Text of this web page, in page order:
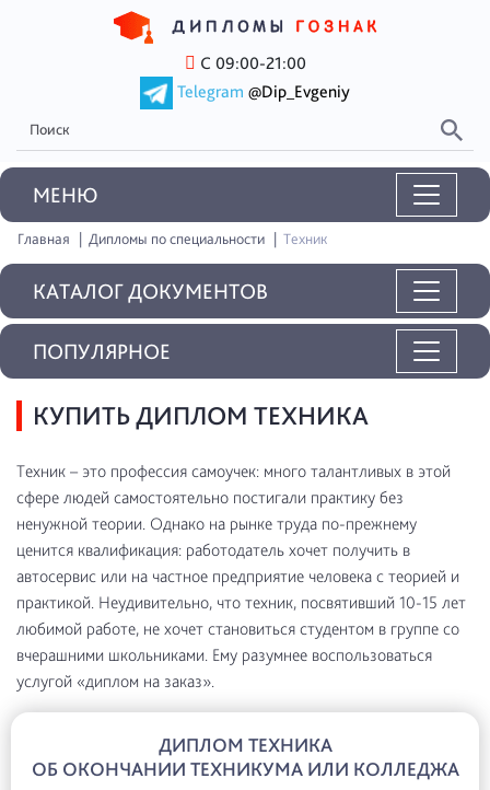
С 09:00-21:00
Telegram @Dip_Evgeniy
MEНЮ
Главная Дипломы по специальности Техник
КАТАЛОГ ДОКУМЕНТОВ
КУПИТЬ ДИПЛОМ ТЕХНИКА
Техник – это профессия самоучек: много талантливых в этой
сфере людей самостоятельно постигали практику без
ненужной теории. Однако на рынке труда по-прежнему
ценится квалификация: работодатель хочет получить в
автосервис или на частное предприятие человека с теорией и
практикой. Неудивительно, что техник, посвятивший 10-15 лет
любимой работе, не хочет становиться студентом в группе со
вчерашними школьниками. Ему разумнее воспользоваться
услугой «диплом на заказ».
ДИПЛОМ ТЕХНИКА
ОБ ОКОНЧАНИИ ТЕХНИКУМА ИЛИ КОЛЛЕДЖА
ПОПУЛЯРНОЕ